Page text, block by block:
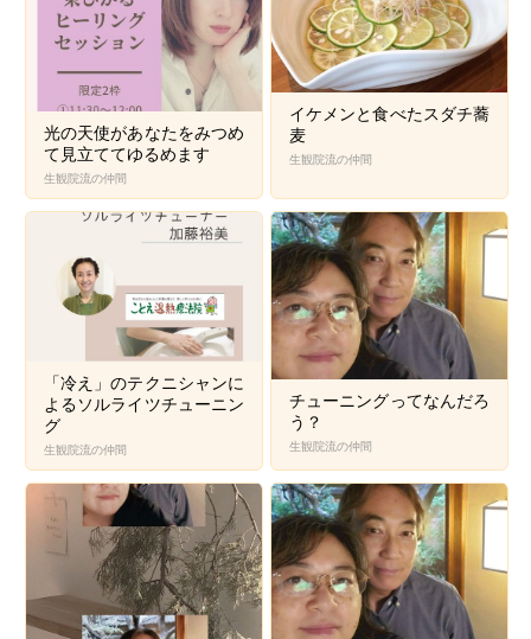
光の天使があなたをみつめ
て見立ててゆるめます
生観院流の仲間
イケメンと食べたスダチ蕎
麦
生観院流の仲間
「冷え」のテクニシャンに
よるソルライツチューニン
グ
生観院流の仲間
チューニングってなんだろ
う？
生観院流の仲間